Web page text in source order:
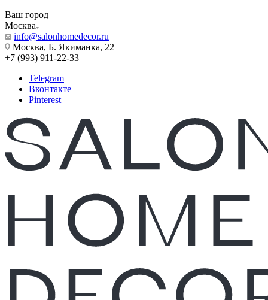
Ваш город
Москва
info@salonhomedecor.ru
Москва, Б. Якиманка, 22
+7 (993) 911-22-33
Telegram
Вконтакте
Pinterest